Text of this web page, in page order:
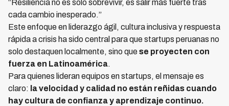
“Resiliencia no es solo sobrevivir, es salir más fuerte tras
cada cambio inesperado.”
Este enfoque en liderazgo ágil, cultura inclusiva y respuesta
rápida a crisis ha sido central para que startups peruanas no
solo destaquen localmente, sino quese proyecten con
fuerza en Latinoamérica.
Para quienes lideran equipos en startups, el mensaje es
claro: la velocidad y calidad no están reñidas cuando
hay cultura de confianza y aprendizaje continuo.